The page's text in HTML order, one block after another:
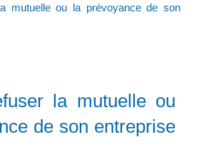
mutuelle ou la prévoyance de son
la mutuelle ou
de son entreprise